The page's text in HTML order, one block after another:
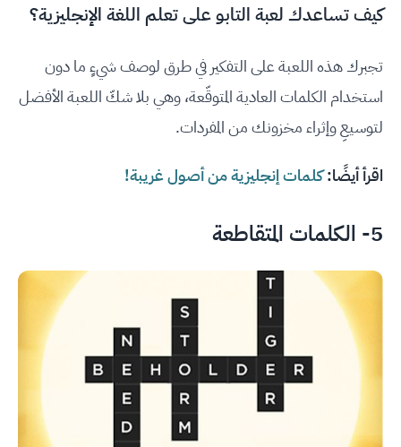
كيف تساعدك لعبة التابو على تعلم اللغة الإنجليزية؟
تجبرك هذه اللعبة على التفكير في طرق لوصف شيءٍ ما دون
استخدام الكلمات العادية المتوقّعة، وهي بلا شكّ اللعبة الأفضل
لتوسيعِ وإثراء مخزونك من المفردات.
اقرأ أيضًا:كلمات إنجليزية من أصول غريبة!
5- الكلمات المتقاطعة